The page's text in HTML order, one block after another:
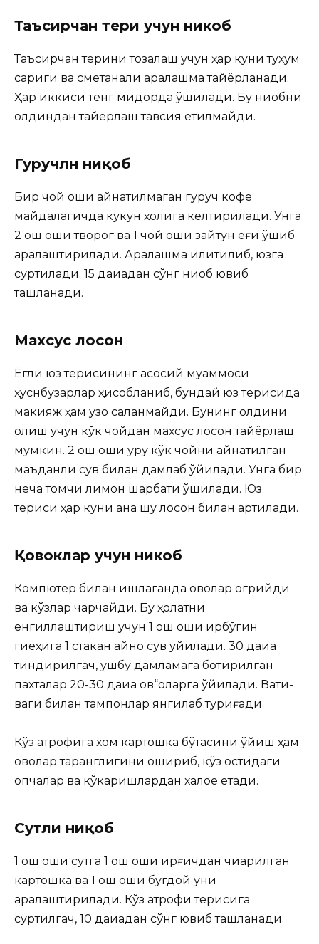
Таъсирчан тери учун никоб
Таъсирчан терини тозалаш учун ҳар куни тухум
сариги ва сметанали аралашма тайёрланади.
Ҳар иккиси тенг миқдорда қўшилади. Бу ниқобни
олдиндан тайёрлаш тавсия етилмайди.
Гуручлн ниқоб
Бир чой қошиқ қайнатилмаган гуруч кофе
майдалагичда кукун ҳолига келтирилади. Унга
2 ош қошиқ творог ва 1 чой қошиқ зайтун ёғи қўшиб
аралаштирилади. Аралашма илитилиб, юзга
суртилади. 15 дақиқадан сўнг ниқоб ювиб
ташланади.
Махсус лосон
Ёгли юз терисининг асосий муаммоси
ҳуснбузарлар ҳисобланиб, бундай юз терисида
макияж ҳам узоқ сақланмайди. Бунинг олдини
олиш учун кўк чойдан махсус лосон тайёрлаш
мумкин. 2 ош қошиқ қуруқ кўк чойни қайнатилган
маъданли сув билан дамлаб қўйилади. Унга бир
неча томчи лимон шарбати қўшилади. Юз
териси ҳар куни ана шу лосон билан артилади.
Қовоклар учун никоб
Компютер билан ишлаганда қовоқлар огрийди
ва кўзлар чарчайди. Бу ҳолатни
енгиллаштириш учун 1 ош қошиқ қирқбўгин
гиёҳига 1 стакан қайноқ сув қуйилади. 30 дақиқа
тиндирилгач, ушбу дамламага ботирилган
пахталар 20-30 дақиқа қов“оқларга қўйилади. Вақти-
вақги билан тампонлар янгилаб туриғади.
Кўз атрофига хом картошка бўтқасини қўйиш ҳам
қовоқлар таранглигини ошириб, кўз остидаги
қопчалар ва кўкаришлардан халое етади.
Сутли ниқоб
1 ош қошиқ сутга 1 ош қошиқ қирғичдан чиқарилган
картошка ва 1 ош қошиқ бугдой уни
аралаштирилади. Кўз атрофи терисига
суртилгач, 10 дақиқадан сўнг ювиб ташланади.